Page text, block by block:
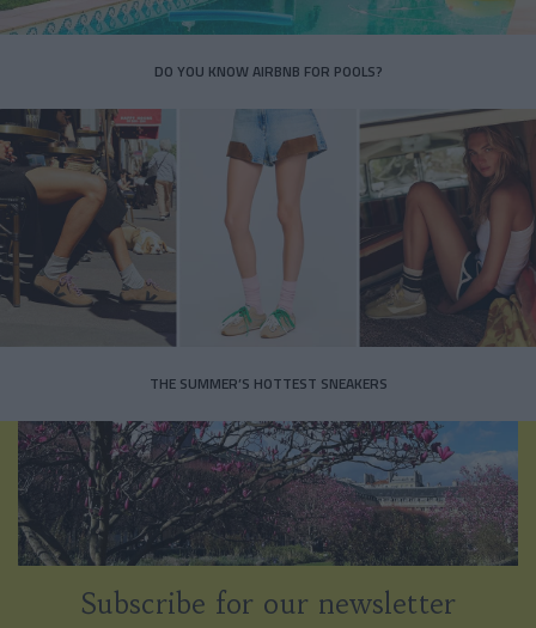
DO YOU KNOW AIRBNB FOR POOLS?
THE SUMMER’S HOTTEST SNEAKERS
Subscribe for our newsletter